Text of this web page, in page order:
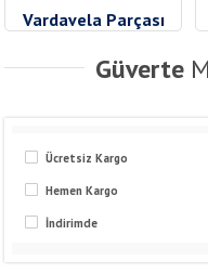
Vardavela Parçası
Güverte
Ücretsiz Kargo
Hemen Kargo
İndirimde